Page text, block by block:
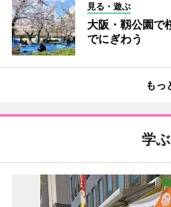
見る・遊ぶ
大阪・靱公園
でにぎわう
もっ
学